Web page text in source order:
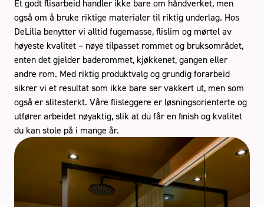
Et godt flisarbeid handler ikke bare om håndverket, men
også om å bruke riktige materialer til riktig underlag. Hos
DeLilla benytter vi alltid fugemasse, flislim og mørtel av
høyeste kvalitet – nøye tilpasset rommet og bruksområdet,
enten det gjelder baderommet, kjøkkenet, gangen eller
andre rom. Med riktig produktvalg og grundig forarbeid
sikrer vi et resultat som ikke bare ser vakkert ut, men som
også er slitesterkt. Våre flisleggere er løsningsorienterte og
utfører arbeidet nøyaktig, slik at du får en finish og kvalitet
du kan stole på i mange år.